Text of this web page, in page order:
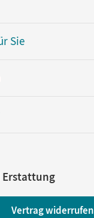
Sie
Erstattung
Vertrag widerrufen